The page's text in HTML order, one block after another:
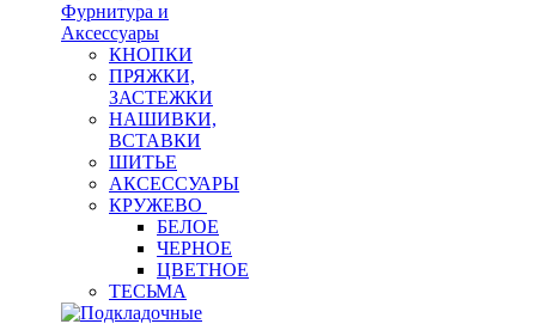
Фурнитура и
Аксессуары
КНОПКИ
ПРЯЖКИ,
ЗАСТЕЖКИ
НАШИВКИ,
ВСТАВКИ
ШИТЬЕ
АКСЕССУАРЫ
КРУЖЕВО
БЕЛОЕ
ЧЕРНОЕ
ЦВЕТНОЕ
ТЕСЬМА